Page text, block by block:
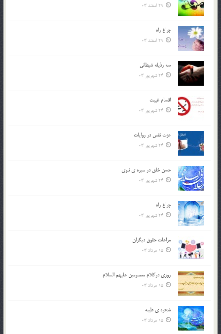
29 اسفند 03
چراغ راه
29 اسفند 03
سه رذیله شیطانی
24 شهریور 03
اقسام غيبت
24 شهریور 03
عزت نفس در روايات
24 شهریور 03
حسن خلق در سيره ي نبوي
24 شهریور 03
چراغ راه
24 شهریور 03
مراعات حقوق ديگران
15 مرداد 03
روزي دركلام معصومين عليهم السلام
15 مرداد 03
شجره ي طيبه
15 مرداد 03